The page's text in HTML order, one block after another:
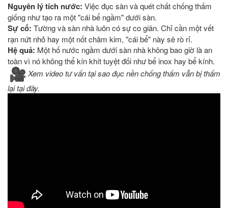
Nguyên lý tích nước: Việc đục sàn và quét chất chống thấm
giống như tạo ra một "cái bể ngầm" dưới sàn.
Sự cố: Tường và sàn nhà luôn có sự co giãn. Chỉ cần một vết
rạn nứt nhỏ hay một nốt châm kim, "cái bể" này sẽ rò rỉ.
Hệ quả: Một hố nước ngầm dưới sàn nhà không bao giờ là an
toàn vì nó không thể kín khít tuyệt đối như bể inox hay bể kính.
Xem video tư vấn tại sao đục nền chống thấm vẫn bị thấm
lại tại đây.